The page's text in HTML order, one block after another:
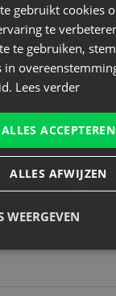
zie
kosten
gebruikt cookies
te
te gebruiken,
in
Lees verder
ALLES ACCEPTEREN
ALLES AFWIJZEN
WEERGEVEN